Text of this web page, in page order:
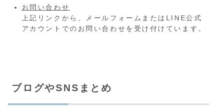
お問い合わせ
上記リンクから、メールフォームまたはLINE公式
アカウントでのお問い合わせを受け付けています。
ブログやSNSまとめ